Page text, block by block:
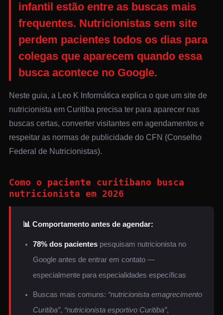
infantil estão entre as buscas mais
frequentes. Nutricionistas sem site
perdem pacientes todos os dias para
colegas que aparecem quando essa
busca acontece no Google.
Neste guia, a Leo K Informática explica o que um site de
nutricionista em Curitiba precisa ter para aparecer nas
buscas certas, converter visitantes em agendamentos e
respeitar as normas de publicidade do CFN (Conselho
Federal de Nutricionistas).
Como o paciente curitibano busca
nutricionista em 2026
📊 Comportamento antes de agendar:
78% dos pacientespesquisam nutricionista no
Google antes de entrar em contato —
especialmente para especialidades específicas
Buscas mais comuns: “nutricionista emagrecimento
Curitiba”, “nutricionista esportivo Curitiba”,